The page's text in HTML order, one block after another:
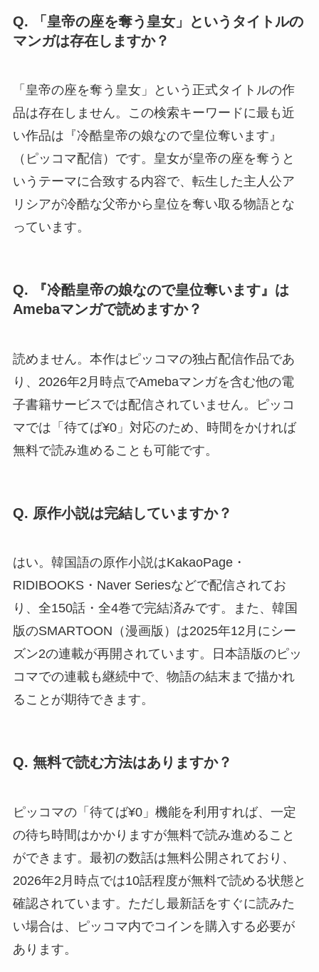
Q. 「皇帝の座を奪う皇女」というタイトルの
マンガは存在しますか？
「皇帝の座を奪う皇女」という正式タイトルの作
品は存在しません。この検索キーワードに最も近
い作品は『冷酷皇帝の娘なので皇位奪います』
（ピッコマ配信）です。皇女が皇帝の座を奪うと
いうテーマに合致する内容で、転生した主人公ア
リシアが冷酷な父帝から皇位を奪い取る物語とな
っています。
Q. 『冷酷皇帝の娘なので皇位奪います』は
Amebaマンガで読めますか？
読めません。本作はピッコマの独占配信作品であ
り、2026年2月時点でAmebaマンガを含む他の電
子書籍サービスでは配信されていません。ピッコ
マでは「待てば¥0」対応のため、時間をかければ
無料で読み進めることも可能です。
Q. 原作小説は完結していますか？
はい。韓国語の原作小説はKakaoPage・
RIDIBOOKS・Naver Seriesなどで配信されてお
り、全150話・全4巻で完結済みです。また、韓国
版のSMARTOON（漫画版）は2025年12月にシー
ズン2の連載が再開されています。日本語版のピッ
コマでの連載も継続中で、物語の結末まで描かれ
ることが期待できます。
Q. 無料で読む方法はありますか？
ピッコマの「待てば¥0」機能を利用すれば、一定
の待ち時間はかかりますが無料で読み進めること
ができます。最初の数話は無料公開されており、
2026年2月時点では10話程度が無料で読める状態と
確認されています。ただし最新話をすぐに読みた
い場合は、ピッコマ内でコインを購入する必要が
あります。